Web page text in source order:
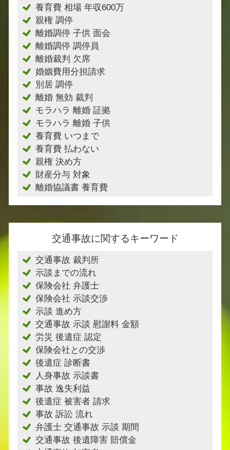
養育費 相場 年収600万
親権 調停
離婚調停 子供 面会
離婚調停 調停員
離婚裁判 欠席
婚姻費用分担請求
別居 調停
離婚 無効 裁判
モラハラ 離婚 証拠
モラハラ 離婚 子供
養育費 いつまで
養育費 払わない
親権 決め方
財産分与 対象
離婚協議書 養育費
交通事故に関するキーワード
交通事故 裁判所
示談までの流れ
保険会社 弁護士
保険会社 示談交渉
示談 進め方
交通事故 示談 慰謝料 金額
労災 後遺症 認定
保険会社との交渉
後遺症 診断書
人身事故 示談書
事故 逸失利益
後遺症 被害者 請求
事故 訴訟 流れ
弁護士 交通事故 示談 期間
交通事故 後遺障害 賠償金